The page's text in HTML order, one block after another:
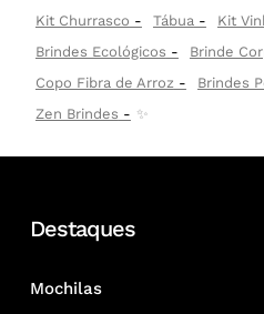
Kit Churrasco
Tábua
Kit
Brindes Ecológicos
Brinde
Copo Fibra de Arroz
Brindes
Zen Brindes
✨
Destaques
Mochilas